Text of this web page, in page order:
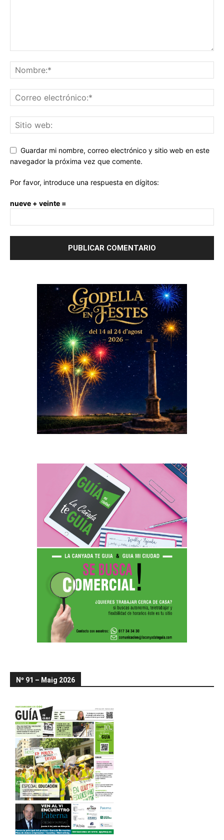
Guardar mi nombre, correo electrónico y sitio web en este
navegador la próxima vez que comente.
Por favor, introduce una respuesta en dígitos:
nueve + veinte =
Nº 91 – Maig 2026